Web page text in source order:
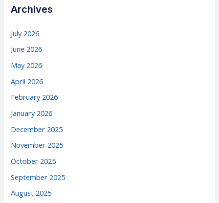
Archives
July 2026
June 2026
May 2026
April 2026
February 2026
January 2026
December 2025
November 2025
October 2025
September 2025
August 2025